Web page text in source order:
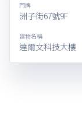
門牌
洲子街67號9F
建物名稱
達爾文科技大樓